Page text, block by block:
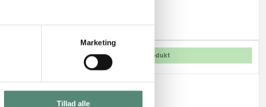
Marketing
Tillad alle
Vis produkt